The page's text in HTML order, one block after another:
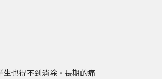
也得不到消除。長期的痛